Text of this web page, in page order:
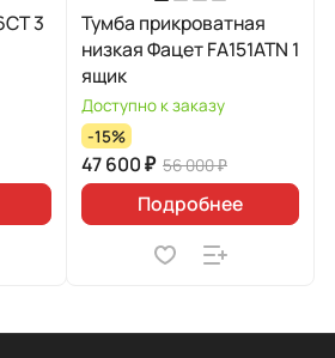
3
Тумба прикроватная
низкая Фацет FA151ATN 1
ящик
Доступно к заказу
-15%
47 600 ₽ 56 000 ₽
Подробнее